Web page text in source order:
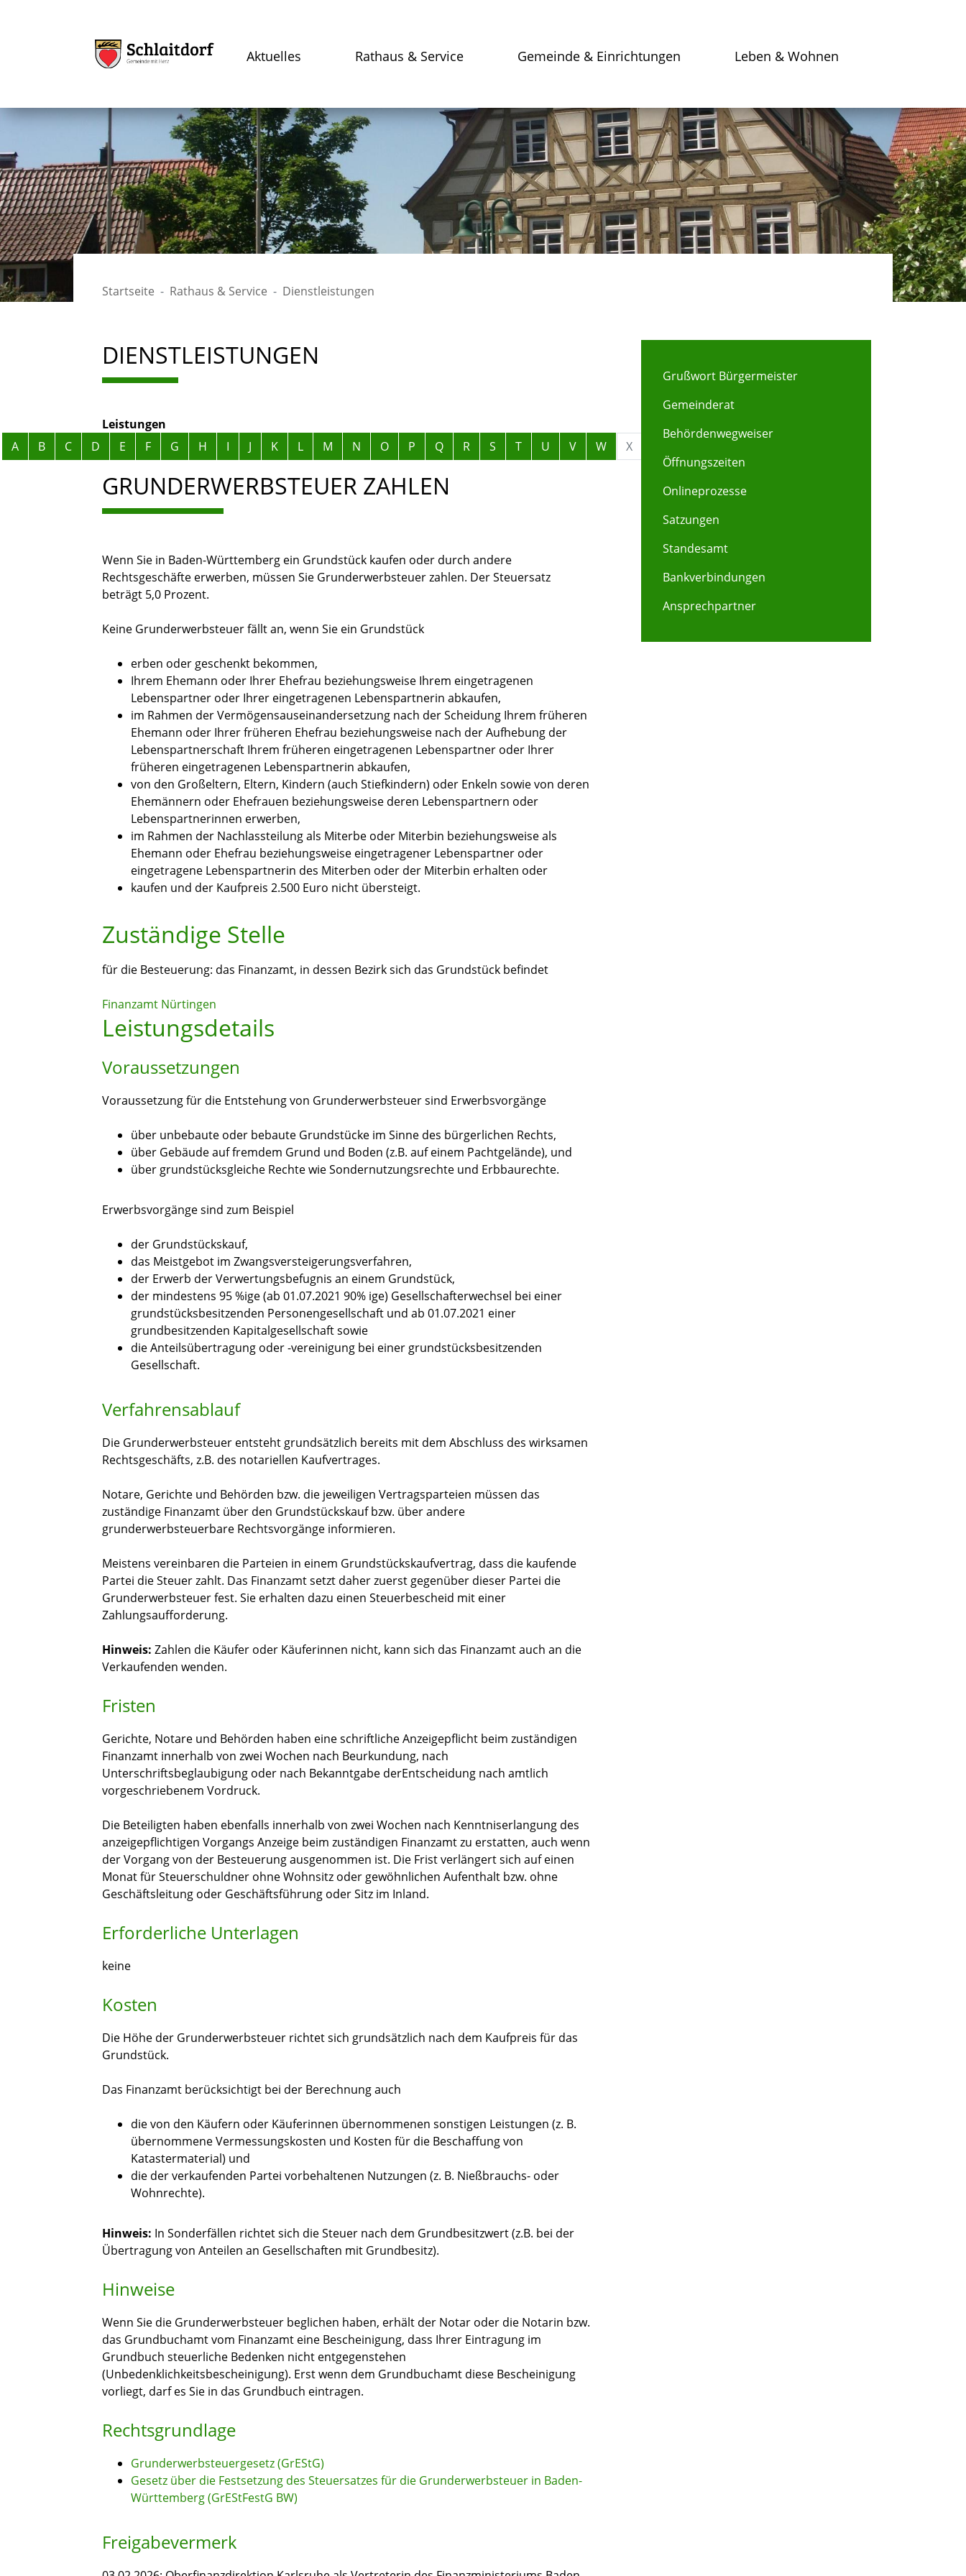
Aktuelles Rathaus & Service Gemeinde & Einrichtungen Leben & Wohnen
Startseite Rathaus & Service Dienstleistungen
DIENSTLEISTUNGEN
Leistungen
Alphabetisches Register überspringen
A B C D E F G H I J K L M N O P Q R S T U V W X
GRUNDERWERBSTEUER ZAHLEN
Wenn Sie in Baden-Württemberg ein Grundstück kaufen oder durch andere
Rechtsgeschäfte erwerben, müssen Sie Grunderwerbsteuer zahlen. Der Steuersatz
beträgt 5,0 Prozent.
Keine Grunderwerbsteuer fällt an, wenn Sie ein Grundstück
erben oder geschenkt bekommen,
Ihrem Ehemann oder Ihrer Ehefrau beziehungsweise Ihrem eingetragenen
Lebenspartner oder Ihrer eingetragenen Lebenspartnerin abkaufen,
im Rahmen der Vermögensauseinandersetzung nach der Scheidung Ihrem früheren
Ehemann oder Ihrer früheren Ehefrau beziehungsweise nach der Aufhebung der
Lebenspartnerschaft Ihrem früheren eingetragenen Lebenspartner oder Ihrer
früheren eingetragenen Lebenspartnerin abkaufen,
von den Großeltern, Eltern, Kindern (auch Stiefkindern) oder Enkeln sowie von deren
Ehemännern oder Ehefrauen beziehungsweise deren Lebenspartnern oder
Lebenspartnerinnen erwerben,
im Rahmen der Nachlassteilung als Miterbe oder Miterbin beziehungsweise als
Ehemann oder Ehefrau beziehungsweise eingetragener Lebenspartner oder
eingetragene Lebenspartnerin des Miterben oder der Miterbin erhalten oder
kaufen und der Kaufpreis 2.500 Euro nicht übersteigt.
Zuständige Stelle
für die Besteuerung: das Finanzamt, in dessen Bezirk sich das Grundstück befindet
Finanzamt Nürtingen
Leistungsdetails
Voraussetzungen
Voraussetzung für die Entstehung von Grunderwerbsteuer sind Erwerbsvorgänge
über unbebaute oder bebaute Grundstücke im Sinne des bürgerlichen Rechts,
über Gebäude auf fremdem Grund und Boden (z.B. auf einem Pachtgelände), und
über grundstücksgleiche Rechte wie Sondernutzungsrechte und Erbbaurechte.
Erwerbsvorgänge sind zum Beispiel
der Grundstückskauf,
das Meistgebot im Zwangsversteigerungsverfahren,
der Erwerb der Verwertungsbefugnis an einem Grundstück,
der mindestens 95 %ige (ab 01.07.2021 90% ige) Gesellschafterwechsel bei einer
grundstücksbesitzenden Personengesellschaft und ab 01.07.2021 einer
grundbesitzenden Kapitalgesellschaft sowie
die Anteilsübertragung oder -vereinigung bei einer grundstücksbesitzenden
Gesellschaft.
Verfahrensablauf
Die Grunderwerbsteuer entsteht grundsätzlich bereits mit dem Abschluss des wirksamen
Rechtsgeschäfts, z.B. des notariellen Kaufvertrages.
Notare, Gerichte und Behörden bzw. die jeweiligen Vertragsparteien müssen das
zuständige Finanzamt über den Grundstückskauf bzw. über andere
grunderwerbsteuerbare Rechtsvorgänge informieren.
Meistens vereinbaren die Parteien in einem Grundstückskaufvertrag, dass die kaufende
Partei die Steuer zahlt. Das Finanzamt setzt daher zuerst gegenüber dieser Partei die
Grunderwerbsteuer fest. Sie erhalten dazu einen Steuerbescheid mit einer
Zahlungsaufforderung.
Hinweis: Zahlen die Käufer oder Käuferinnen nicht, kann sich das Finanzamt auch an die
Verkaufenden wenden.
Fristen
Gerichte, Notare und Behörden haben eine schriftliche Anzeigepflicht beim zuständigen
Finanzamt innerhalb von zwei Wochen nach Beurkundung, nach
Unterschriftsbeglaubigung oder nach Bekanntgabe derEntscheidung nach amtlich
vorgeschriebenem Vordruck.
Die Beteiligten haben ebenfalls innerhalb von zwei Wochen nach Kenntniserlangung des
anzeigepflichtigen Vorgangs Anzeige beim zuständigen Finanzamt zu erstatten, auch wenn
der Vorgang von der Besteuerung ausgenommen ist. Die Frist verlängert sich auf einen
Monat für Steuerschuldner ohne Wohnsitz oder gewöhnlichen Aufenthalt bzw. ohne
Geschäftsleitung oder Geschäftsführung oder Sitz im Inland.
Erforderliche Unterlagen
keine
Kosten
Die Höhe der Grunderwerbsteuer richtet sich grundsätzlich nach dem Kaufpreis für das
Grundstück.
Das Finanzamt berücksichtigt bei der Berechnung auch
die von den Käufern oder Käuferinnen übernommenen sonstigen Leistungen (z. B.
übernommene Vermessungskosten und Kosten für die Beschaffung von
Katastermaterial) und
die der verkaufenden Partei vorbehaltenen Nutzungen (z. B. Nießbrauchs- oder
Wohnrechte).
Hinweis: In Sonderfällen richtet sich die Steuer nach dem Grundbesitzwert (z.B. bei der
Übertragung von Anteilen an Gesellschaften mit Grundbesitz).
Hinweise
Wenn Sie die Grunderwerbsteuer beglichen haben, erhält der Notar oder die Notarin bzw.
das Grundbuchamt vom Finanzamt eine Bescheinigung, dass Ihrer Eintragung im
Grundbuch steuerliche Bedenken nicht entgegenstehen
(Unbedenklichkeitsbescheinigung). Erst wenn dem Grundbuchamt diese Bescheinigung
vorliegt, darf es Sie in das Grundbuch eintragen.
Rechtsgrundlage
Grunderwerbsteuergesetz (GrEStG)
Gesetz über die Festsetzung des Steuersatzes für die Grunderwerbsteuer in Baden-
Württemberg (GrEStFestG BW)
Freigabevermerk
Grußwort Bürgermeister
Gemeinderat
Behördenwegweiser
Öffnungszeiten
Onlineprozesse
Satzungen
Standesamt
Bankverbindungen
Ansprechpartner